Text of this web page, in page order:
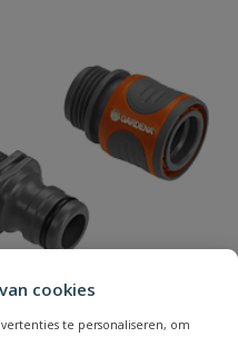
cookies
te personaliseren, om